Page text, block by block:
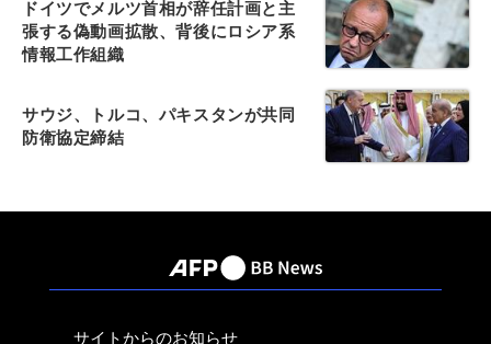
ドイツでメルツ首相が辞任計画と主
張する偽動画拡散、背後にロシア系
情報工作組織
サウジ、トルコ、パキスタンが共同
防衛協定締結
サイトからのお知らせ